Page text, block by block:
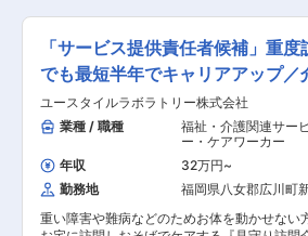
連絡 ・担当者会議への出席 ・スタッフのシ
作成 ・ご利用者様ごとのチーム管理 ・他事業
所・行政相手の打合せ ・事業部の運営、売上
・営業戦略の企画と実行 ・非常勤スタッフの採
用 など ※詳細は面談時にお伝えします ◎働い
ている人のほとんどが無資格・未経験からス
ト！！研修や仕事を覚えるまでは先輩スタッ
同行するので安心！ ■━━━ 1日のスケジュール
例 ━━━□ 【日勤】 ◇9:00～／サービス開始 ・
ベットから車いすへの移乗 ・お食事介助 ・外
援助など ◇13:00～／サービス記録、終了 ＜休
方のご自宅へ伺い、生命と生活を支える、障
祉をメインとした訪問介護ケアのお仕事です。
生活介助： 家事援助（洗濯、掃除、料理）
体介護： 起床・就寝・入浴・食事の介助 ・
時の同行支援 ・医療的ケア： たんの吸引、
栄養（胃ろう・腸ろう） ・介護記録の記入
※詳細は面談時にお伝えします ◎働いている人
のほとんどが無資格・未経験からスタート！
修や仕事を覚えるまでは先輩スタッフが同行
ので安心！ ■━━━ 1日のスケジュール例 ━━━□
【日勤】 ◇9:00～／サービス開始 ・ベット
車いすへの移乗 ・お食事介助 ・外出援助な
◇13:00～／サービス記録、終了 ＜休憩・次の利
「サービス提供責任者候補」重
でも最短半年でキャリアアップ／
ユースタイルラボラトリー株式会社
業種 / 職種
福祉・介護関連サー
ー・ケアワーカー
年収
32万円~
勤務地
福岡県八女郡広川町
重い障害や難病などのためお体を動かせない